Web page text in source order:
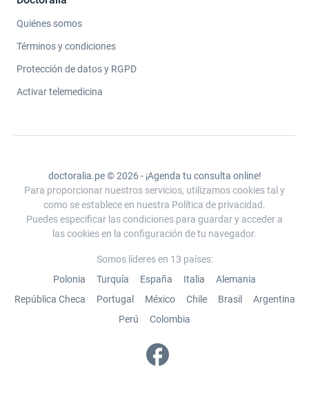
Quiénes somos
Términos y condiciones
Protección de datos y RGPD
Activar telemedicina
doctoralia.pe © 2026 - ¡Agenda tu consulta online!
Para proporcionar nuestros servicios, utilizamos cookies tal y
como se establece en nuestra Política de privacidad.
Puedes especificar las condiciones para guardar y acceder a
las cookies en la configuración de tu navegador.
Somos líderes en 13 países:
Polonia
Turquía España Italia
Alemania
República Checa
Portugal México Chile Brasil
Argentina
Perú
Colombia